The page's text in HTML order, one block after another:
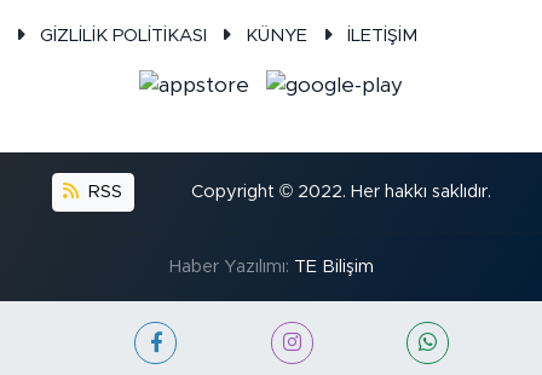
GİZLİLİK POLİTİKASI KÜNYE İLETİŞİM
RSS Copyright © 2022. Her hakkı saklıdır.
Haber Yazılımı: TE Bilişim